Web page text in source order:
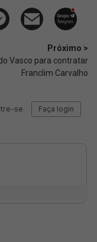
Próximo >
Vasco para contratar
Franclim Carvalho